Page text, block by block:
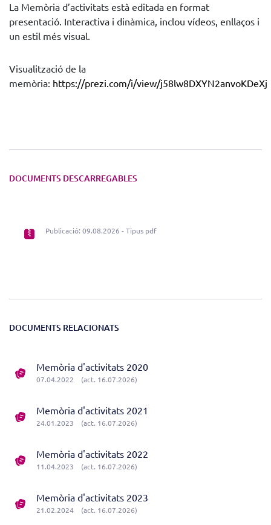
La Memòria d’activitats està editada en format
presentació. Interactiva i dinàmica, inclou vídeos, enllaços i
un estil més visual.
Visualització de la
memòria: https://prezi.com/i/view/j58lw8DXYN2anvoKDeXj
DOCUMENTS DESCARREGABLES
Publicació: 09.08.2026 - Tipus pdf
DOCUMENTS RELACIONATS
Memòria d'activitats 2020
07.04.2022 (act. 16.07.2026)
Memòria d'activitats 2021
24.01.2023 (act. 16.07.2026)
Memòria d'activitats 2022
11.04.2023 (act. 16.07.2026)
Memòria d'activitats 2023
21.02.2024 (act. 16.07.2026)